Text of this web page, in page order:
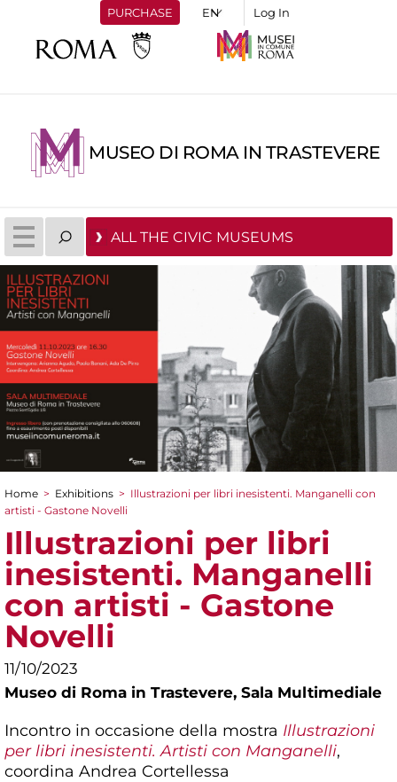
PURCHASE Log In
MUSEO DI ROMA IN TRASTEVERE
ALL THE CIVIC MUSEUMS
You are here
Home > Exhibitions > Illustrazioni per libri inesistenti. Manganelli con
artisti - Gastone Novelli
Illustrazioni per libri
inesistenti. Manganelli
con artisti - Gastone
Novelli
11/10/2023
Museo di Roma in Trastevere, Sala Multimediale
Incontro in occasione della mostra Illustrazioni
per libri inesistenti. Artisti con Manganelli,
coordina Andrea Cortellessa